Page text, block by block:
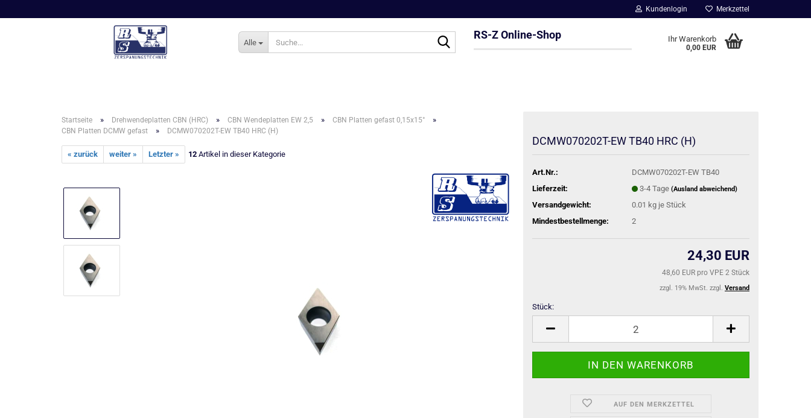
Kundenlogin Merkzettel
Alle
Suche...RS-Z Online-Shop Ihr Warenkorb
0,00 EUR
Startseite » Drehwendeplatten CBN (HRC) » CBN Wendeplatten EW 2,5 » CBN Platten gefast 0,15x15° »
CBN Platten DCMW gefast » DCMW070202T-EW TB40 HRC (H)
« zurück weiter » Letzter » 12 Artikel in dieser Kategorie
DCMW070202T-EW TB40 HRC (H)
Art.Nr.:
DCMW070202T-EW TB40
Lieferzeit:
3-4 Tage (Ausland abweichend)
Versandgewicht: 0.01 kg je Stück
Mindestbestellmenge:
2
24,30 EUR
48,60 EUR pro VPE 2 Stück
zzgl. 19% MwSt. zzgl. Versand
Stück:
Stück
AUF DEN MERKZETTEL